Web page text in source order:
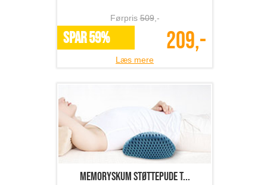
Førpris509,-
SPAR 59% 209,-
Læs mere
Memoryskum støttepude t...